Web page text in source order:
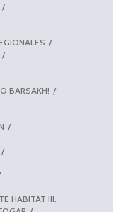
BARSAKH!
HABITAT III.